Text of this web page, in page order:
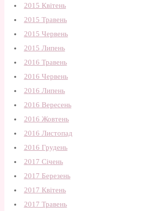
2015 Квітень
2015 Травень
2015 Червень
2015 Липень
2016 Травень
2016 Червень
2016 Липень
2016 Вересень
2016 Жовтень
2016 Листопад
2016 Грудень
2017 Січень
2017 Березень
2017 Квітень
2017 Травень